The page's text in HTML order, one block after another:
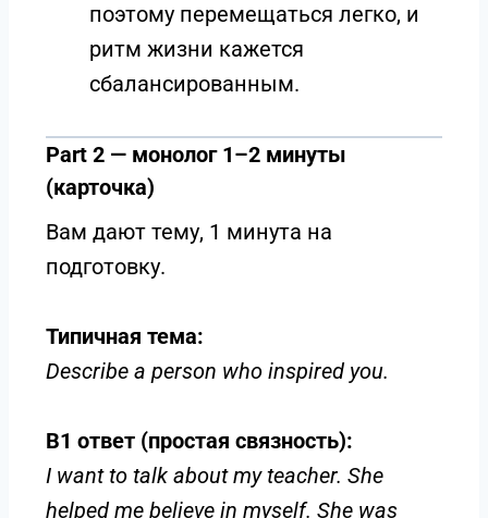
поэтому перемещаться легко, и
ритм жизни кажется
сбалансированным.
Part 2 — монолог 1–2 минуты
(карточка)
Вам дают тему, 1 минута на
подготовку.
Типичная тема:
Describe a person who inspired you.
B1 ответ (простая связность):
I want to talk about my teacher. She
helped me believe in myself. She was